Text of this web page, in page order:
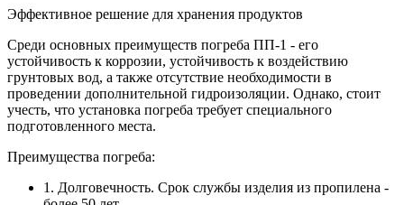
Эффективное решение для хранения продуктов
Среди основных преимуществ погреба ПП-1 - его
устойчивость к коррозии, устойчивость к воздействию
грунтовых вод, а также отсутствие необходимости в
проведении дополнительной гидроизоляции. Однако, стоит
учесть, что установка погреба требует специального
подготовленного места.
Преимущества погреба:
1. Долговечность. Срок службы изделия из пропилена -